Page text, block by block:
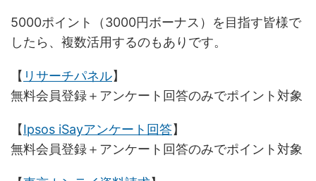
5000ポイント（3000円ボーナス）を目指す皆様で
したら、複数活用するのもありです。
【 リサーチパネル】
無料会員登録＋アンケート回答のみでポイント対象
【Ipsos iSayアンケート回答】
無料会員登録＋アンケート回答のみでポイント対象